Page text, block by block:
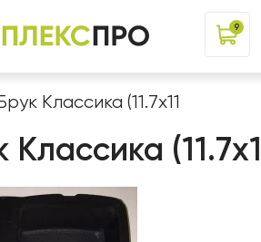
9
Классика (11.7х11